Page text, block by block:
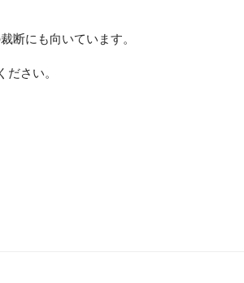
断にも向いています。
さい。